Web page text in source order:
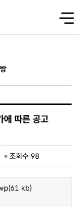
에 따른 공고
조회수 98
kb)